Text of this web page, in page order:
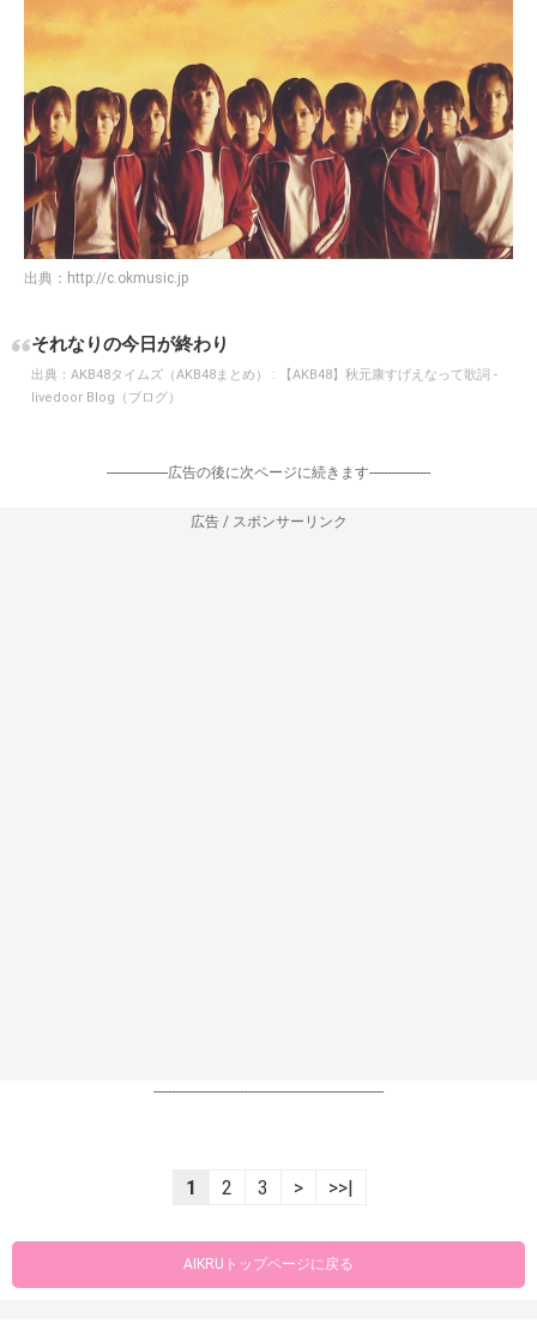
出典： http://c.okmusic.jp
それなりの今日が終わり
出典： AKB48タイムズ（AKB48まとめ） : 【AKB48】秋元康すげえなって歌詞 -
livedoor Blog（ブログ）
-----------------広告の後に次ページに続きます-----------------
広告 / スポンサーリンク
----------------------------------------------------------------
1 2 3 > >>|
AIKRUトップページに戻る